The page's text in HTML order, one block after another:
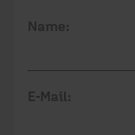
Name:
E-Mail: